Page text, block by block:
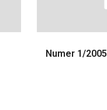
Numer 1/2005